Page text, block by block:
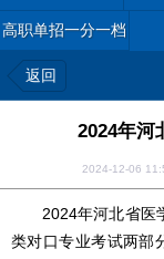
高职单招一分一档
返回
2024年河
2024-12-06
2024年河北省医学
类对口专业考试两部